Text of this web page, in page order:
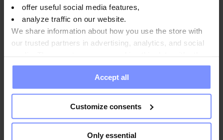
offer useful social media features,
analyze traffic on our website.
We share information about how you use the store with
our trusted partners in advertising, analytics, and social
information you have provided to them or that they have
collected when you use their services. Do you agree?
Accept all
Customize consents
Only essential
Введіть e-mail адресу
Підписатися
Я даю згоду на обробку даних відповідно до